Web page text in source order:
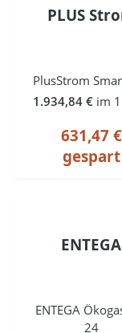
PLUS
PlusStrom
1.934,84 € im
631,47 €
gespart
ENTEGA
ENTEGA
24